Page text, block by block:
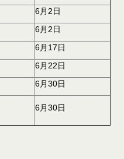
6月2日
6月2日
6月17日
6月22日
6月30日
6月30日